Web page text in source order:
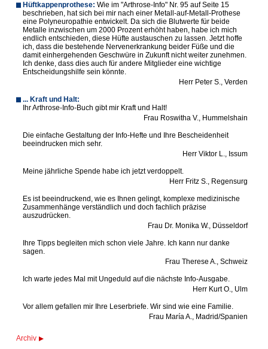
Hüftkappenprothese: Wie im "Arthrose-Info" Nr. 95 auf Seite 15
beschrieben, hat sich bei mir nach einer Metall-auf-Metall-Prothese
eine Polyneuropathie entwickelt. Da sich die Blutwerte für beide
Metalle inzwischen um 2000 Prozent erhöht haben, habe ich mich
endlich entschieden, diese Hüfte austauschen zu lassen. Jetzt hoffe
ich, dass die bestehende Nervenerkrankung beider Füße und die
damit einhergehenden Geschwüre in Zukunft nicht weiter zunehmen.
Ich denke, dass dies auch für andere Mitglieder eine wichtige
Entscheidungshilfe sein könnte.
Herr Peter S., Verden
... Kraft und Halt:
Ihr Arthrose-Info-Buch gibt mir Kraft und Halt!
Frau Roswitha V., Hummelshain
Die einfache Gestaltung der Info-Hefte und Ihre Bescheidenheit
beeindrucken mich sehr.
Herr Viktor L., Issum
Meine jährliche Spende habe ich jetzt verdoppelt.
Herr Fritz S., Regensurg
Es ist beeindruckend, wie es Ihnen gelingt, komplexe medizinische
Zusammenhänge verständlich und doch fachlich präzise
auszudrücken.
Frau Dr. Monika W., Düsseldorf
Ihre Tipps begleiten mich schon viele Jahre. Ich kann nur danke
sagen.
Frau Therese A., Schweiz
Ich warte jedes Mal mit Ungeduld auf die nächste Info-Ausgabe.
Herr Kurt O., Ulm
Vor allem gefallen mir Ihre Leserbriefe. Wir sind wie eine Familie.
Frau María A., Madrid/Spanien
Archiv